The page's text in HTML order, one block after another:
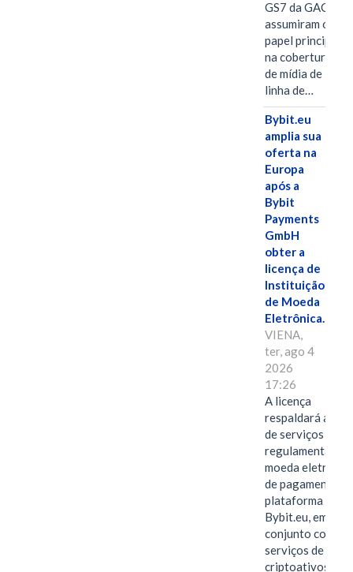
GS7 da GAC
assumiram o
papel principal
na cobertura
de mídia de
linha de…
Bybit.eu
amplia sua
oferta na
Europa
após a
Bybit
Payments
GmbH
obter a
licença de
Instituição
de Moeda
Eletrônica.
VIENA,
ter, ago 4
2026
17:26
A licença
respaldará a
de serviços
regulamentados
moeda
de pagamentos
plataforma
Bybit.eu, em
conjunto com os
serviços de